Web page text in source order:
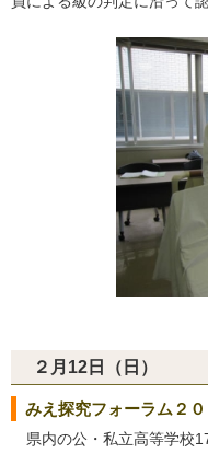
２月12日（日）
みえ探究フォーラム２
県内の公・私立高等学校